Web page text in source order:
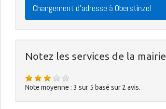
Changement d'adresse à Oberstinzel
Notez les services de la mairie
Note moyenne : 3 sur 5 basé sur 2 avis.